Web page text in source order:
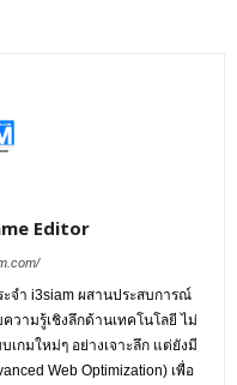
Editor
จำ i3siam ผสานประสบการณ์
วามรู้เชิงลึกด้านเทคโนโลยี ไม่
เกมใหม่ๆ อย่างเจาะลึก แต่ยังมี
Web Optimization) เพื่อ